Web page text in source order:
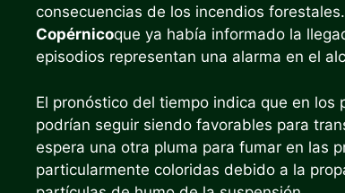
consecuencias de los incendios
Copérnicoque ya había informado la
episodios representan una alarma en el
El pronóstico del tiempo indica que en
podrían seguir siendo favorables para
espera una otra pluma para fumar en las
particularmente coloridas debido a la